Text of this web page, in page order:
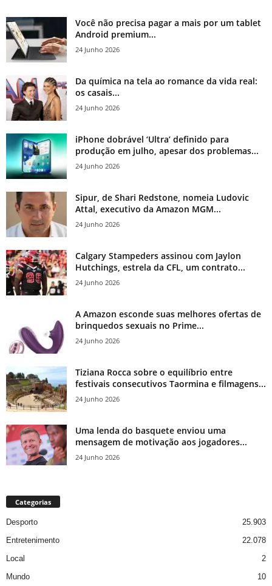
Você não precisa pagar a mais por um tablet
Android premium...
24 Junho 2026
Da química na tela ao romance da vida real:
os casais...
24 Junho 2026
iPhone dobrável ‘Ultra’ definido para
produção em julho, apesar dos problemas...
24 Junho 2026
Sipur, de Shari Redstone, nomeia Ludovic
Attal, executivo da Amazon MGM...
24 Junho 2026
Calgary Stampeders assinou com Jaylon
Hutchings, estrela da CFL, um contrato...
24 Junho 2026
A Amazon esconde suas melhores ofertas de
brinquedos sexuais no Prime...
24 Junho 2026
Tiziana Rocca sobre o equilíbrio entre
festivais consecutivos Taormina e filmagens...
24 Junho 2026
Uma lenda do basquete enviou uma
mensagem de motivação aos jogadores...
24 Junho 2026
Categorias
Desporto
25.903
Entretenimento
22.078
Local
2
Mundo
10